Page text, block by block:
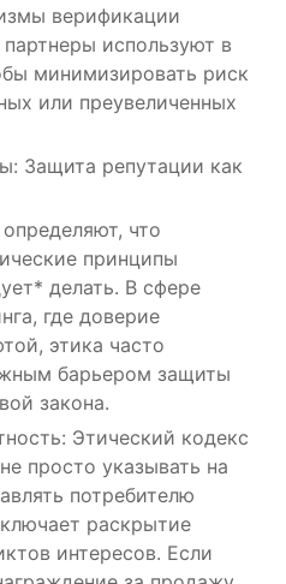
верификации
используют в
минимизировать риск
или преувеличенных
Защита репутации как
что
принципы
делать. В сфере
где доверие
этика часто
барьером защиты
закона.
Этический кодекс
просто указывать на
потребителю
раскрытие
интересов. Если